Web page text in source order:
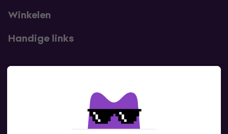
Winkelen
Handige links
Neem contact met ons op